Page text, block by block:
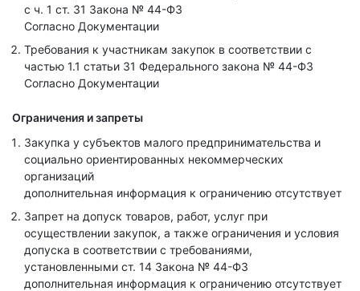
с ч. 1 ст. 31 Закона № 44-ФЗ
Согласно Документации
Требования к участникам закупок в соответствии с
частью 1.1 статьи 31 Федерального закона № 44-ФЗ
Согласно Документации
Ограничения и запреты
Закупка у субъектов малого предпринимательства и
социально ориентированных некоммерческих
организаций
дополнительная информация к ограничению отсутствует
Запрет на допуск товаров, работ, услуг при
осуществлении закупок, а также ограничения и условия
допуска в соответствии с требованиями,
установленными ст. 14 Закона № 44-ФЗ
дополнительная информация к ограничению отсутствует